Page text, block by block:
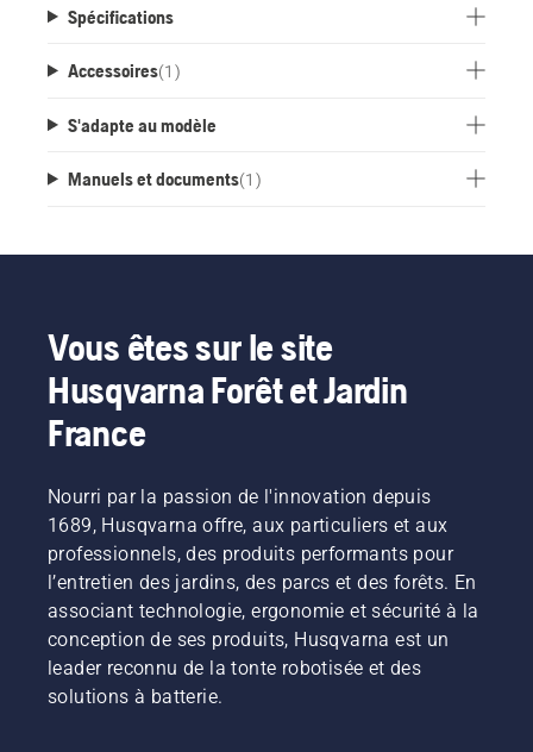
Spécifications
Accessoires(1 )
S'adapte au modèle
Manuels et documents(1 )
Vous êtes sur le site
Husqvarna Forêt et Jardin
France
Nourri par la passion de l'innovation depuis
1689, Husqvarna offre, aux particuliers et aux
professionnels, des produits performants pour
l’entretien des jardins, des parcs et des forêts. En
associant technologie, ergonomie et sécurité à la
conception de ses produits, Husqvarna est un
leader reconnu de la tonte robotisée et des
solutions à batterie.